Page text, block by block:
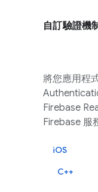
自訂驗證機
將您應用程
Firebase
Firebase 服
iOS
C++